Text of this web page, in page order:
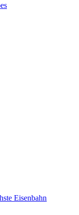
Eisenbahn